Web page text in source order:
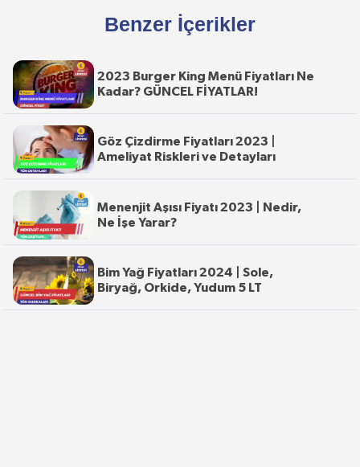
Benzer İçerikler
2023 Burger King Menü Fiyatları Ne
Kadar? GÜNCEL FİYATLAR!
Göz Çizdirme Fiyatları 2023 |
Ameliyat Riskleri ve Detayları
Menenjit Aşısı Fiyatı 2023 | Nedir,
Ne İşe Yarar?
Bim Yağ Fiyatları 2024 | Sole,
Biryağ, Orkide, Yudum 5 LT